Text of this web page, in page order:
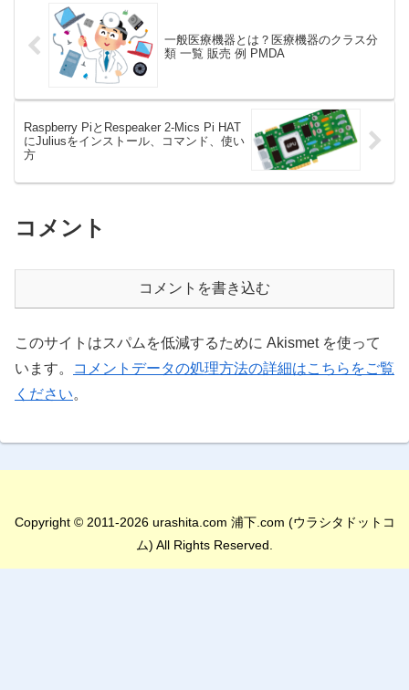
一般医療機器とは？医療機器のクラス分
類 一覧 販売 例 PMDA
Raspberry PiとRespeaker 2-Mics Pi HAT
にJuliusをインストール、コマンド、使い
方
コメント
コメントを書き込む
このサイトはスパムを低減するために Akismet を使って
います。
コメントデータの処理方法の詳細はこちらをご覧
ください。
Copyright © 2011-2026 urashita.com 浦下.com (ウラシタドットコ
ム) All Rights Reserved.